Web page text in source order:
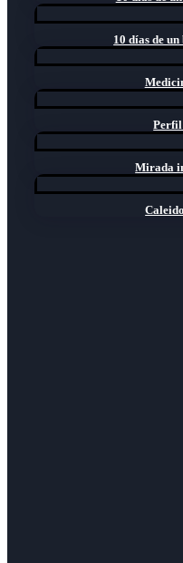
10 días de
Perfil
Mirada